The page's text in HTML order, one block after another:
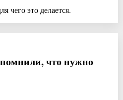
чего это делается.
что нужно